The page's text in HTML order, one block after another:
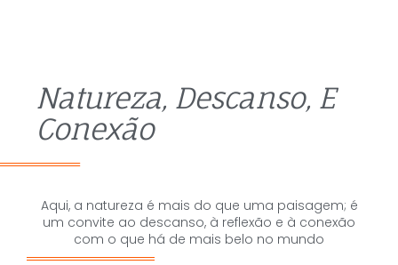
Natureza, Descanso, E
Conexão
Aqui, a natureza é mais do que uma paisagem; é
um convite ao descanso, à reflexão e à conexão
com o que há de mais belo no mundo